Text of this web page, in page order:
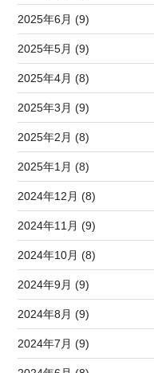
2025年6月 (9)
2025年5月 (9)
2025年4月 (8)
2025年3月 (9)
2025年2月 (8)
2025年1月 (8)
2024年12月 (8)
2024年11月 (9)
2024年10月 (8)
2024年9月 (9)
2024年8月 (9)
2024年7月 (9)